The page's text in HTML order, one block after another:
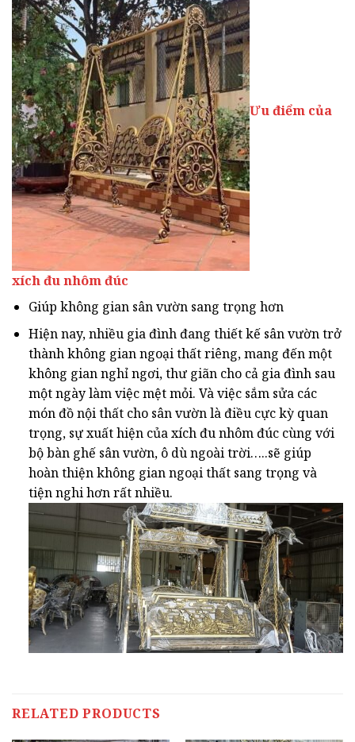
Ưu điểm của
xích đu nhôm đúc
Giúp không gian sân vườn sang trọng hơn
Hiện nay, nhiều gia đình đang thiết kế sân vườn trở
thành không gian ngoại thất riêng, mang đến một
không gian nghỉ ngơi, thư giãn cho cả gia đình sau
một ngày làm việc mệt mỏi. Và việc sắm sửa các
món đồ nội thất cho sân vườn là điều cực kỳ quan
trọng, sự xuất hiện của xích đu nhôm đúc cùng với
bộ bàn ghế sân vườn, ô dù ngoài trời…..sẽ giúp
hoàn thiện không gian ngoại thất sang trọng và
tiện nghi hơn rất nhiều.
RELATED PRODUCTS